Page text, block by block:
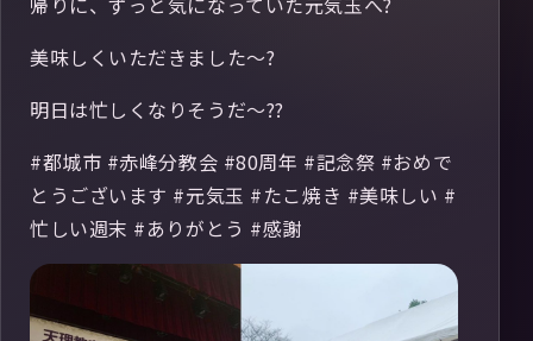
美味しくいただきました〜?
明日は忙しくなりそうだ〜??
#都城市 #赤峰分教会 #80周年 #記念祭 #おめで
とうございます #元気玉 #たこ焼き #美味しい #
忙しい週末 #ありがとう #感謝